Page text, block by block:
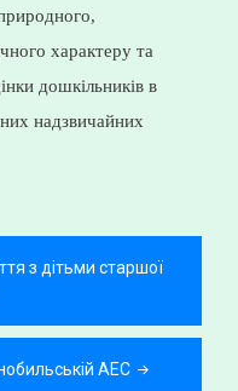
характеру та
дошкільників в
надзвичайних
з дітьми старшої
АЕС